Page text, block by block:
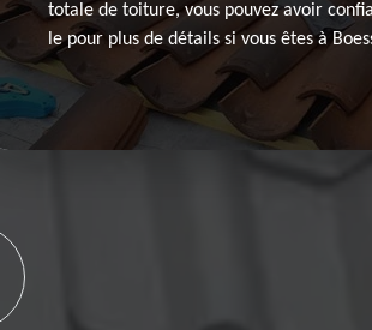
totale de toiture, vous pouvez avoir
le pour plus de détails si vous êtes à